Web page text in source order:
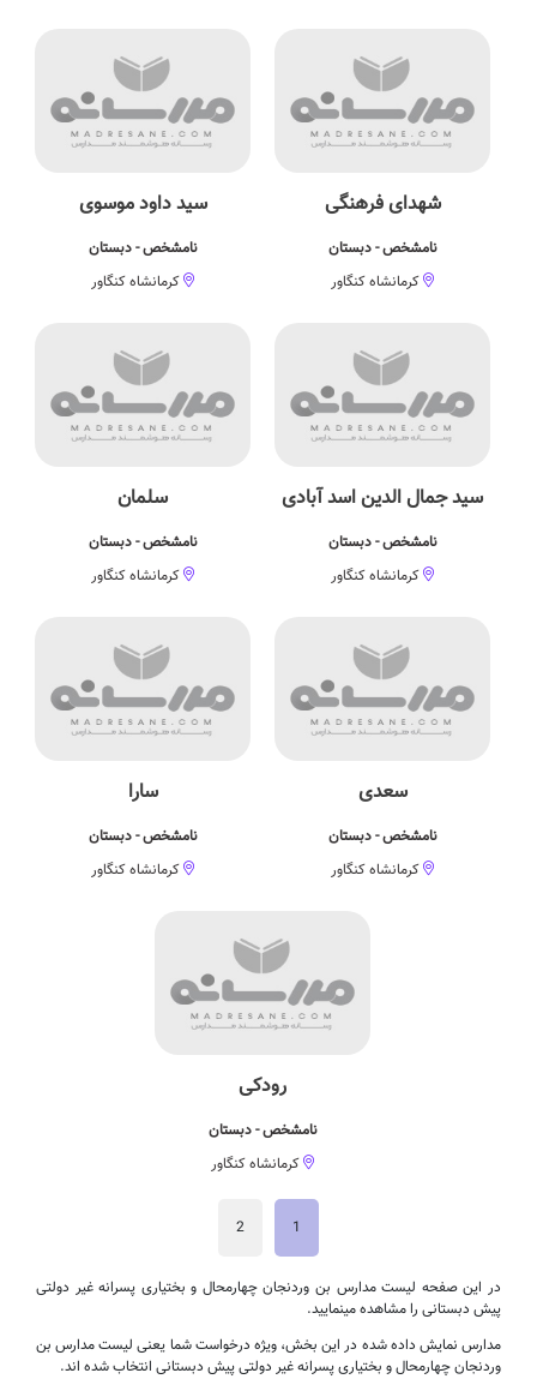
شهدای فرهنگی
نامشخص - دبستان
کرمانشاه کنگاور
سید داود موسوی
نامشخص - دبستان
کرمانشاه کنگاور
سید جمال الدین اسد آبادی
نامشخص - دبستان
کرمانشاه کنگاور
سلمان
نامشخص - دبستان
کرمانشاه کنگاور
سعدی
نامشخص - دبستان
کرمانشاه کنگاور
سارا
نامشخص - دبستان
کرمانشاه کنگاور
رودکی
نامشخص - دبستان
کرمانشاه کنگاور
1
2
در این صفحه لیست مدارس بن وردنجان چهارمحال و بختیاری پسرانه غیر دولتی
پیش دبستانی را مشاهده مینمایید.
مدارس نمایش داده شده در این بخش، ویژه درخواست شما یعنی لیست مدارس بن
وردنجان چهارمحال و بختیاری پسرانه غیر دولتی پیش دبستانی انتخاب شده اند.